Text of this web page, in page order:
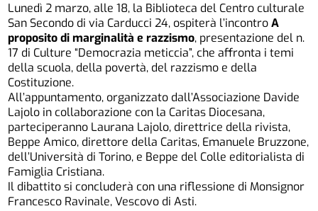
Lunedì 2 marzo, alle 18, la Biblioteca del Centro culturale
San Secondo di via Carducci 24, ospiterà l’incontroA
proposito di marginalità e razzismo, presentazione del n.
17 di Culture “Democrazia meticcia”, che affronta i temi
della scuola, della povertà, del razzismo e della
Costituzione.
All’appuntamento, organizzato dall’Associazione Davide
Lajolo in collaborazione con la Caritas Diocesana,
parteciperanno Laurana Lajolo, direttrice della rivista,
Beppe Amico, direttore della Caritas, Emanuele Bruzzone,
dell’Università di Torino, e Beppe del Colle editorialista di
Famiglia Cristiana.
Il dibattito si concluderà con una riflessione di Monsignor
Francesco Ravinale, Vescovo di Asti.